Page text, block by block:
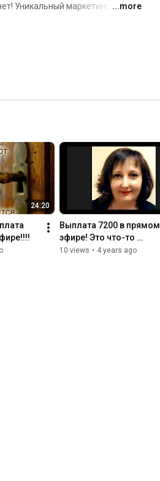
Уникальный маркетинг,
...more
24:20
Выплата 7200 в прямом
эфире! Это что-то
невероятное!
10 views • 4 years ago